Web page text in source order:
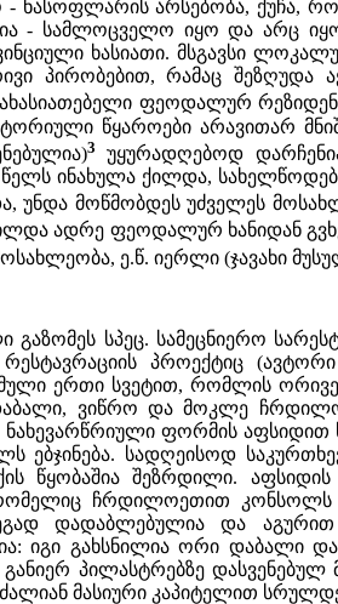
- ნასოფლარის არსებობა, ქუჩა,
- სამლოცველო იყო და არც იყო
ხასიათი. მსგავსი
პირობებით, რამაც შეზღუდა
ფეოდალურ
წყაროები არავითარ
3
უყურადღებოდ
ინახულა ქილდა,
უნდა მოწმობდეს უძველეს
ადრე ფეოდალურ ხანიდან
ე.წ. იერლი (ჯავახი
გაზომეს სპეც. სამეცნიერო
პროექტიც
ერთი სვეტით, რომლის
ვიწრო და მოკლე
ფორმის აფსიდით
ებჯინება. სადღეისოდ
წყობაშია შეზრდილი.
ჩრდილოეთით კონსოლს
დადაბლებულია და
იგი გახსნილია ორი
განიერ პილასტრებზე
მასიური კაპიტელით